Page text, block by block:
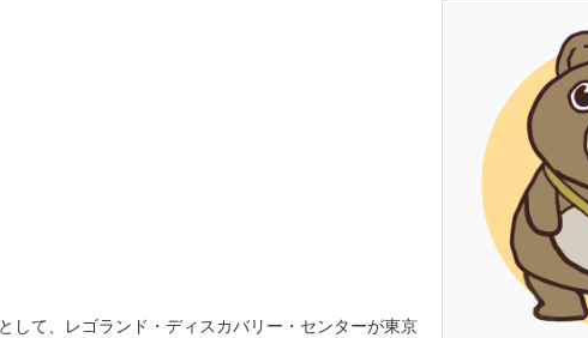
して、レゴランド・ディスカバリー・センターが東京